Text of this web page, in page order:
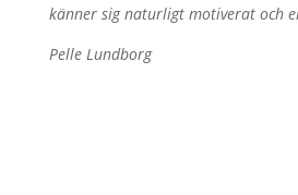
känner sig naturligt motiverat och
Pelle Lundborg